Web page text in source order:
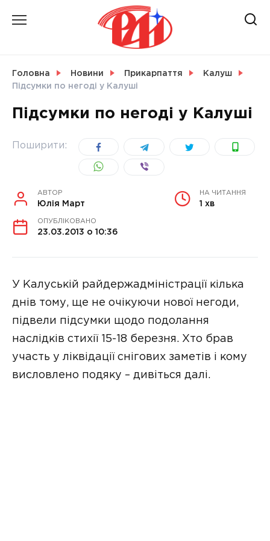
УКРАЇНА
Головна Новини Прикарпаття
Калуш
Підсумки по негоді у Калуші
Підсумки по негоді у Калуші
Поширити:
АВТОР
Юлія Март
НА ЧИТАННЯ
1 хв
ОПУБЛІКОВАНО
23.03.2013 о 10:36
У Калуській райдержадміністрації кілька
днів тому, ще не очікуючи нової негоди,
підвели підсумки щодо подолання
наслідків стихії 15-18 березня. Хто брав
участь у ліквідації снігових заметів і кому
висловлено подяку – дивіться далі.